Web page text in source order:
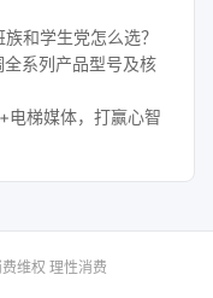
和学生党怎么选？
系列产品型号及核
电梯媒体，打赢心智
维权 理性消费